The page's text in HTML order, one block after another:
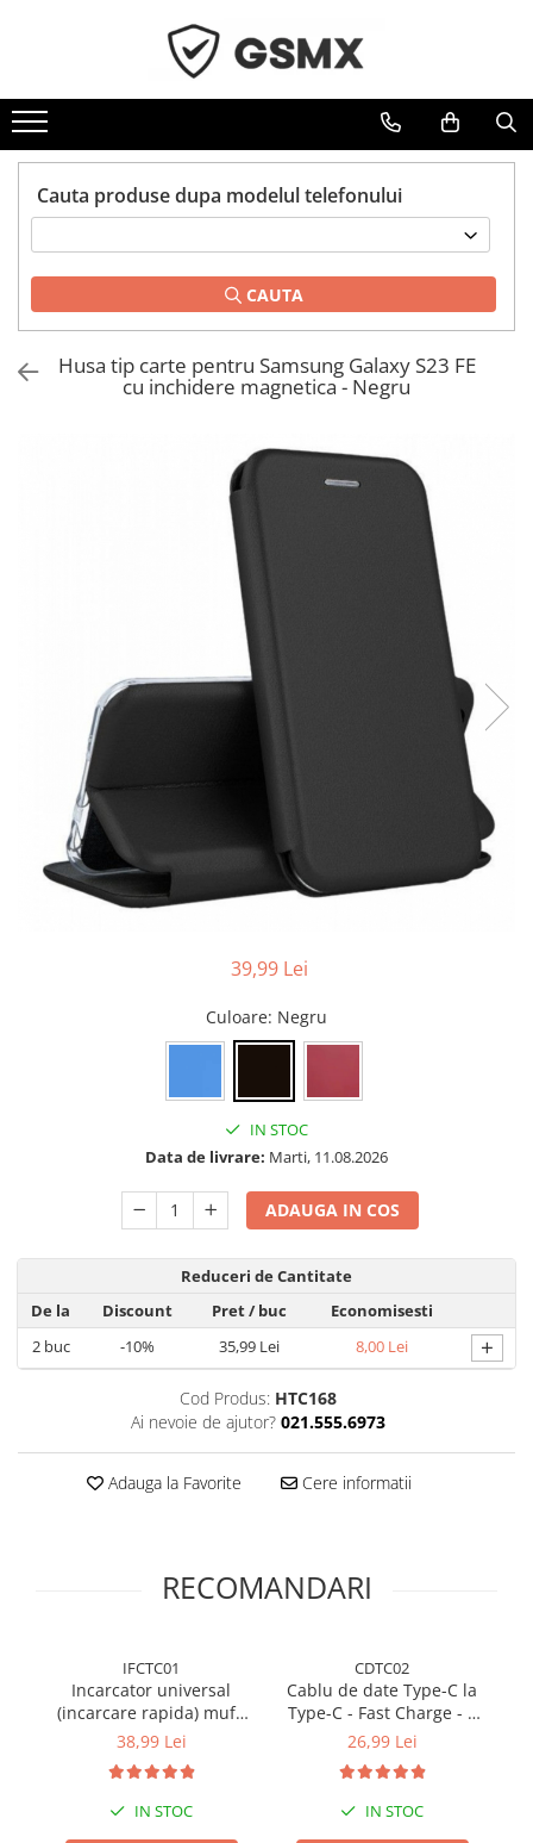
Folii de protectie
Folii Samsung
Folii Iphone
Folii Motorola
Folii OnePlus
Huse Xiaomi
Huse Huawei
Huse Motorola
Huse Oppo
Huse Nokia
Huse Honor
Pachete Promotionale
Pachete Husă + Folie
Pachete 2 Folii de Sticlă
Produse
Cauta produse dupa modelul telefonului
CAUTA
Husa tip carte pentru Samsung Galaxy S23 FE
cu inchidere magnetica - Negru
39,99 Lei
Culoare: Negru
IN STOC
Data de livrare: Marti, 11.08.2026
ADAUGA IN COS
Reduceri de Cantitate
De la
Discount Pret/ buc
Economisesti
2buc -10% 35,99 Lei 8,00 Lei +
Cod Produs: HTC168
Ai nevoie de ajutor? 021.555.6973
Adauga la Favorite Cere informatii
RECOMANDARI
IFCTC01
Incarcator universal
(incarcare rapida) mufa
Type-C 20W - Alb
38,99 Lei
IN STOC
CDTC02
Cablu de date Type-C la
Type-C - Fast Charge - 1
metru - Alb
26,99 Lei
IN STOC